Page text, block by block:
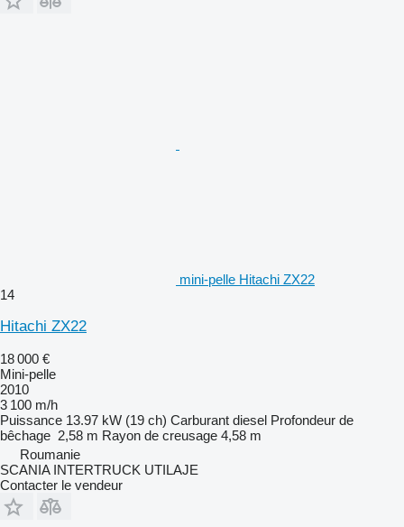
mini-pelle Hitachi ZX22
14
Hitachi ZX22
18 000 €
Mini-pelle
2010
3 100 m/h
Puissance 13.97 kW (19 ch) Carburant diesel Profondeur de
bêchage 2,58 m Rayon de creusage 4,58 m
Roumanie
SCANIA INTERTRUCK UTILAJE
Contacter le vendeur